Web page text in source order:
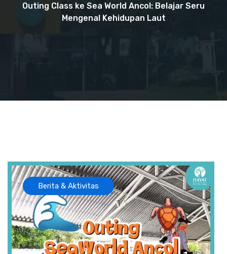
Outing Class ke Sea World Ancol: Belajar Seru
Mengenal Kehidupan Laut
Berita & Aktivitas